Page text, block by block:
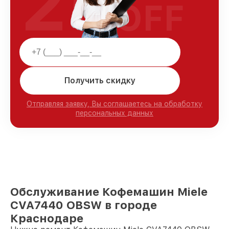
Получить скидку
Отправляя заявку, Вы соглашаетесь на обработку
персональных данных
OFF
Обслуживание Кофемашин Miele
CVA7440 OBSW в городе
Краснодаре